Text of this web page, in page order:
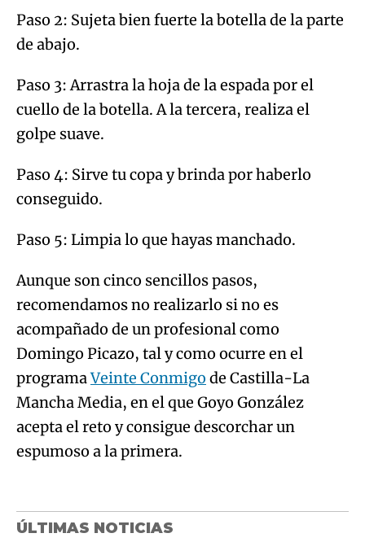
Paso 2: Sujeta bien fuerte la botella de la parte
de abajo.
Paso 3: Arrastra la hoja de la espada por el
cuello de la botella. A la tercera, realiza el
golpe suave.
Paso 4: Sirve tu copa y brinda por haberlo
conseguido.
Paso 5: Limpia lo que hayas manchado.
Aunque son cinco sencillos pasos,
recomendamos no realizarlo si no es
acompañado de un profesional como
Domingo Picazo, tal y como ocurre en el
programaVeinte Conmigo de Castilla-La
Mancha Media, en el que Goyo González
acepta el reto y consigue descorchar un
espumoso a la primera.
ÚLTIMAS NOTICIAS